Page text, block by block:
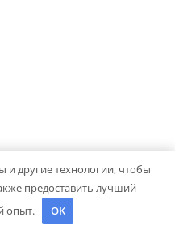
и другие технологии, чтобы
предоставить лучший
опыт.
OK